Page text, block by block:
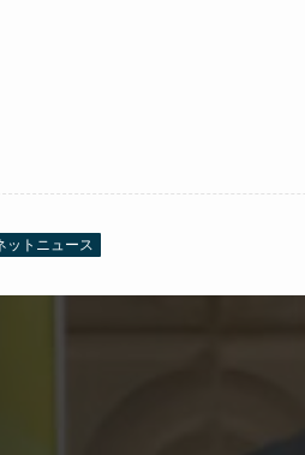
ットニュース